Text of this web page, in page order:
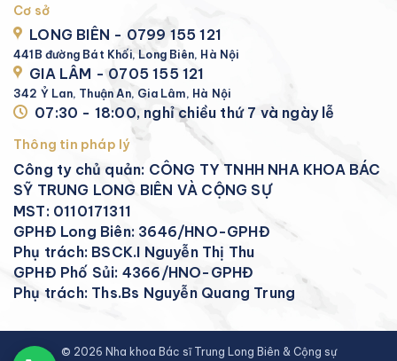
Cơ sở
LONG BIÊN - 0799 155 121
441B đường Bát Khối, Long Biên, Hà Nội
GIA LÂM - 0705 155 121
342 Ỷ Lan, Thuận An, Gia Lâm, Hà Nội
07:30 - 18:00, nghỉ chiều thứ 7 và ngày lễ
Thông tin pháp lý
Công ty chủ quản: CÔNG TY TNHH NHA KHOA BÁC
SỸ TRUNG LONG BIÊN VÀ CỘNG SỰ
MST: 0110171311
GPHĐ Long Biên: 3646/HNO-GPHĐ
Phụ trách: BSCK.I Nguyễn Thị Thu
GPHĐ Phố Sủi: 4366/HNO-GPHĐ
Phụ trách: Ths.Bs Nguyễn Quang Trung
© 2026 Nha khoa Bác sĩ Trung Long Biên & Cộng sự